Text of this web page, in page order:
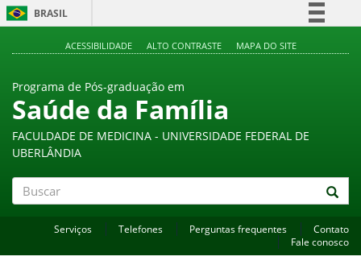
BRASIL
Acesso à informação
Legislação
ACESSIBILIDADE ALTO CONTRASTE MAPA DO SITE
Programa de Pós-graduação em
Saúde da Família
FACULDADE DE MEDICINA - UNIVERSIDADE FEDERAL DE
UBERLÂNDIA
Serviços Telefones Perguntas frequentes
Contato
Fale conosco